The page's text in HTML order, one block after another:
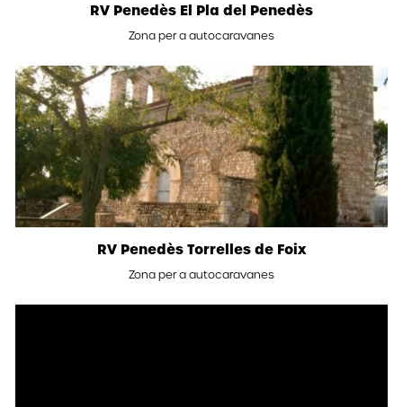
RV Penedès El Pla del Penedès
Zona per a autocaravanes
RV Penedès Torrelles de Foix
Zona per a autocaravanes